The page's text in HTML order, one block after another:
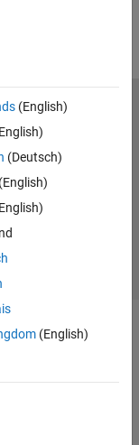
(English)
(Deutsch)
(English)
(English)
de las aplicaciones